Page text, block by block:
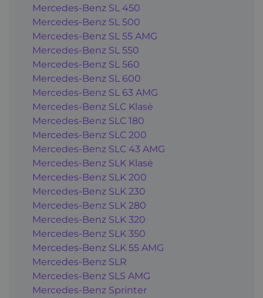
Mercedes-Benz SL 450
Mercedes-Benz SL 500
Mercedes-Benz SL 55 AMG
Mercedes-Benz SL 550
Mercedes-Benz SL 560
Mercedes-Benz SL 600
Mercedes-Benz SL 63 AMG
Mercedes-Benz SLC Klasė
Mercedes-Benz SLC 180
Mercedes-Benz SLC 200
Mercedes-Benz SLC 43 AMG
Mercedes-Benz SLK Klasė
Mercedes-Benz SLK 200
Mercedes-Benz SLK 230
Mercedes-Benz SLK 280
Mercedes-Benz SLK 320
Mercedes-Benz SLK 350
Mercedes-Benz SLK 55 AMG
Mercedes-Benz SLR
Mercedes-Benz SLS AMG
Mercedes-Benz Sprinter